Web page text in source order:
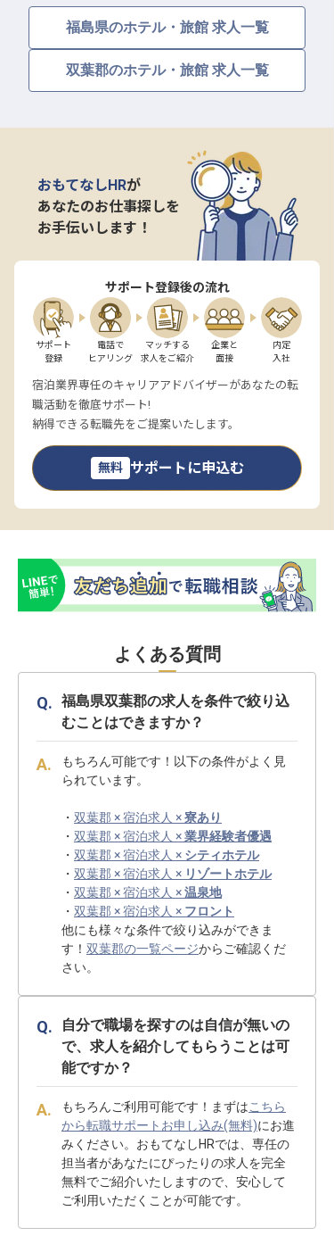
福島県のホテル・旅館 求人一覧
双葉郡のホテル・旅館 求人一覧
おもてなしHRが
あなたのお仕事探しを
お手伝いします！
サポート登録後の流れ
サポート
登録
電話で
ヒアリング
マッチする
求人をご紹介
企業と
面接
内定
入社
宿泊業界専任のキャリアアドバイザーがあなたの転
職活動を徹底サポート!
納得できる転職先をご提案いたします。
無料 サポートに申込む
よくある質問
福島県双葉郡の求人を条件で絞り込
むことはできますか？
もちろん可能です！以下の条件がよく見
られています。
・ 双葉郡 × 宿泊求人 ×寮あり
・ 双葉郡 × 宿泊求人 ×業界経験者優遇
・ 双葉郡 × 宿泊求人 × シティホテル
・ 双葉郡 × 宿泊求人 × リゾートホテル
・ 双葉郡 × 宿泊求人 ×温泉地
・ 双葉郡 × 宿泊求人 × フロント
他にも様々な条件で絞り込みができま
す！ 双葉郡の一覧ページからご確認くだ
さい。
自分で職場を探すのは自信が無いの
で、求人を紹介してもらうことは可
能ですか？
もちろんご利用可能です！まずはこちら
から転職サポートお申し込み(無料)にお進
みください。おもてなしHRでは、専任の
担当者があなたにぴったりの求人を完全
無料でご紹介いたしますので、安心して
ご利用いただくことが可能です。